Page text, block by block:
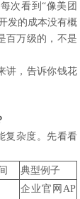
次看到“像美团
发的成本没有概
百万级的，不是
讲，告诉你钱花
复杂度。先看看
典型例子
企业官网AP